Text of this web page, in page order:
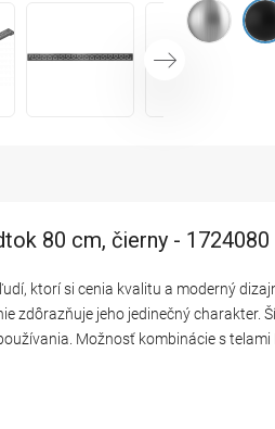
80 cm, čierny - 1724080
ktorí si cenia kvalitu a moderný
zdôrazňuje jeho jedinečný charakter.
Možnosť kombinácie s telami